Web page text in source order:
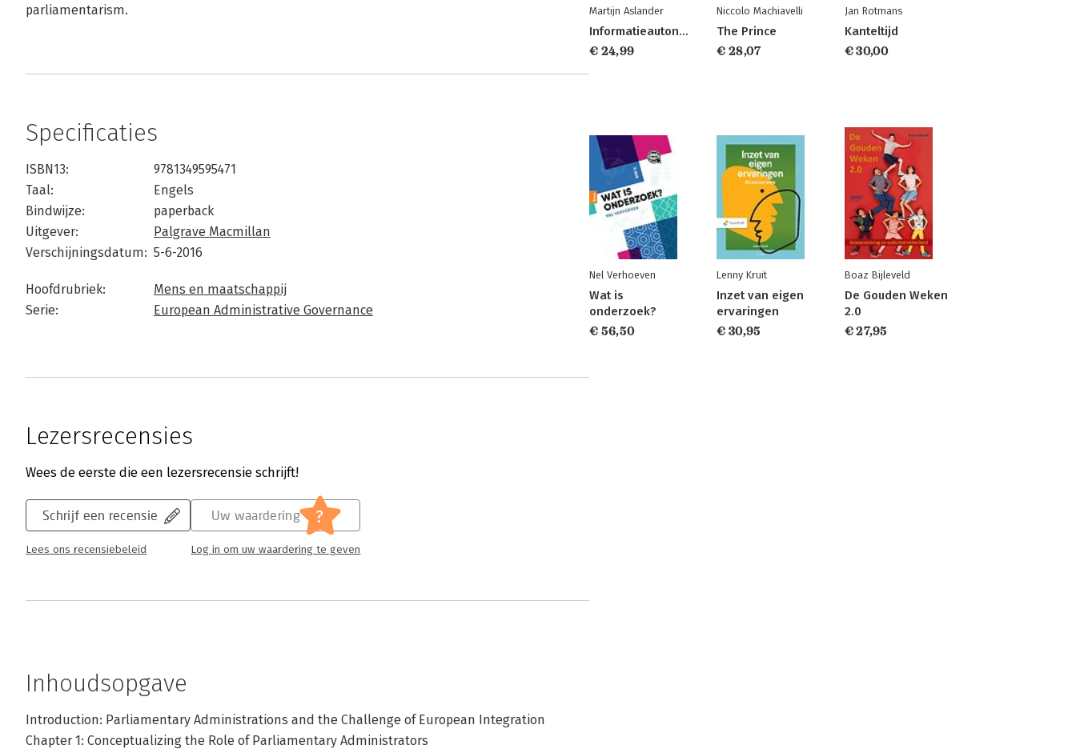
parliamentarism.
Specificaties
ISBN13:
9781349595471
Taal:
Engels
Bindwijze:
paperback
Uitgever:
Palgrave Macmillan
Verschijningsdatum: 5-6-2016
Hoofdrubriek:
Mens en maatschappij
Serie:
European Administrative Governance
Lezersrecensies
Wees de eerste die een lezersrecensie schrijft!
Schrijf een recensie
Lees ons recensiebeleid
Uw waardering ?
Log in om uw waardering te geven
Inhoudsopgave
Introduction: Parliamentary Administrations and the Challenge of European Integration
Chapter 1: Conceptualizing the Role of Parliamentary Administrators
Martijn Aslander
Informatieautonomie
€ 24,99
Niccolo Machiavelli
The Prince
€ 28,07
Jan Rotmans
Kanteltijd
€ 30,00
Nel Verhoeven
Wat is
onderzoek?
€ 56,50
Lenny Kruit
Inzet van eigen
ervaringen
€ 30,95
Boaz Bijleveld
De Gouden Weken
2.0
€ 27,95